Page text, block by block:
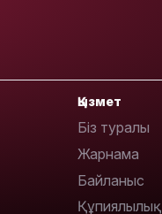
Қызмет
Біз туралы
Жарнама
Байланыс
Құпиялылық